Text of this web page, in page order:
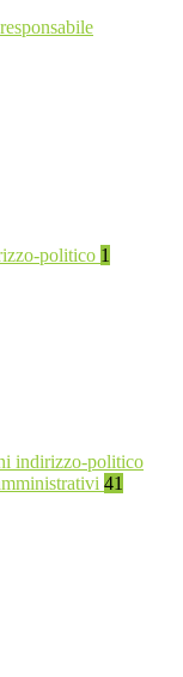
politico 1
indirizzo-politico
41